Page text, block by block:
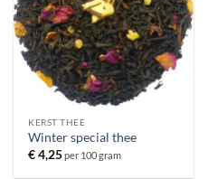
KERST THEE
Winter special thee
€4,25per 100 gram